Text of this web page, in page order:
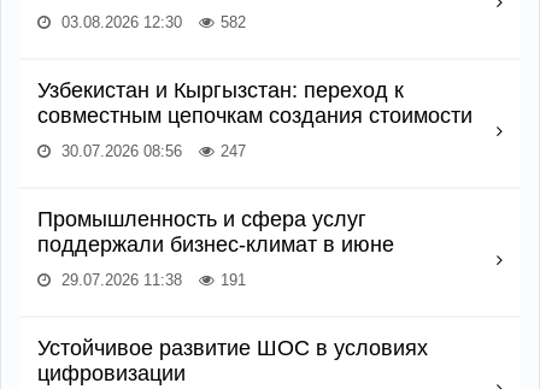
03.08.2026 12:30 582
Узбекистан и Кыргызстан: переход к
совместным цепочкам создания стоимости
30.07.2026 08:56 247
Промышленность и сфера услуг
поддержали бизнес-климат в июне
29.07.2026 11:38 191
Устойчивое развитие ШОС в условиях
цифровизации